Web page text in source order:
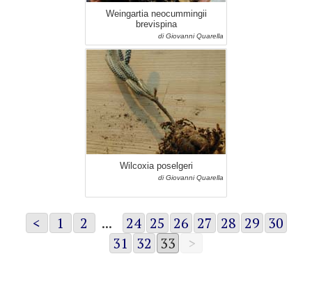
Weingartia neocummingii
brevispina
di Giovanni Quarella
Wilcoxia poselgeri
di Giovanni Quarella
< 1 2 ... 24 25 26 27 28 29 30
31 32 33 >